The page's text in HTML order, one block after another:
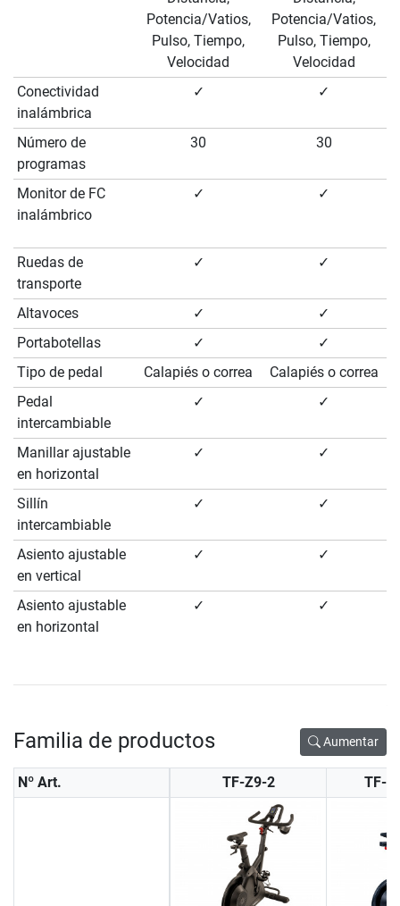
Potencia/Vatios,
Pulso, Tiempo,
Velocidad
Potencia/Vatios,
Pulso, Tiempo,
Velocidad
Conectividad
inalámbrica
✓ ✓
Número de
programas
30 30
Monitor de FC
inalámbrico
✓ ✓
Ruedas de
transporte
✓ ✓
Altavoces ✓
✓
Portabotellas
✓
✓
Tipo de pedal
Calapiés o correa
Calapiés o correa
Pedal
intercambiable
✓ ✓
Manillar ajustable
en horizontal
✓ ✓
Sillín
intercambiable
✓ ✓
Asiento ajustable
en vertical
✓ ✓
Asiento ajustable
en horizontal
✓ ✓
Familia de productos Aumentar
Nº Art. TF-Z9-2 TF-